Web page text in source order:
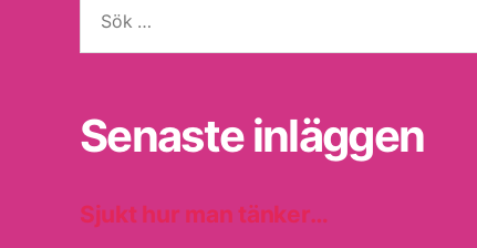
efter:
Senaste inläggen
Sjukt hur man tänker…